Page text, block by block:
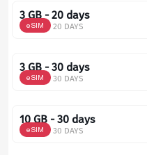
3 GB - 20 days
eSIM 20 DAYS
3 GB - 30 days
eSIM 30 DAYS
10 GB - 30 days
eSIM 30 DAYS